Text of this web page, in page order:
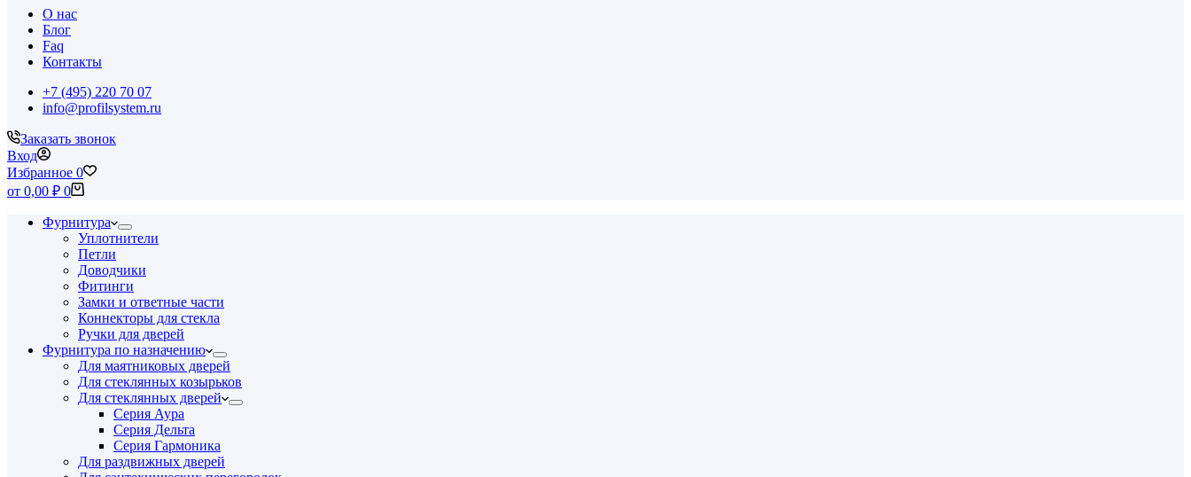
О нас
Блог
Faq
Контакты
+7 (495) 220 70 07
info@profilsystem.ru
Заказать звонок
Вход
Избранное 0
Корзина
от 0,00 ₽ 0
Фурнитура
Уплотнители
Петли
Доводчики
Фитинги
Замки и ответные части
Коннекторы для стекла
Ручки для дверей
Фурнитура по назначению
Для маятниковых дверей
Для стеклянных козырьков
Для стеклянных дверей
Серия Аура
Серия Дельта
Серия Гармоника
Для раздвижных дверей